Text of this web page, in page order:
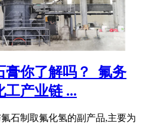
膏你了解吗？_氟务
工产业链 ...
石制取氟化氢的副产品,主要为